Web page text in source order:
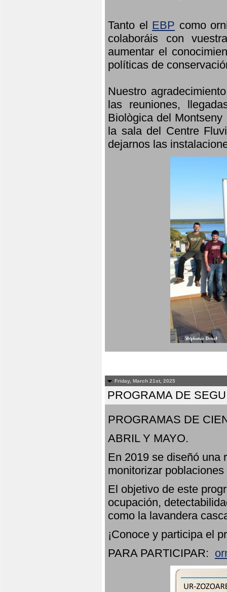
Tanto el EBP como
colaboráis con
aumentar el
políticas de
Nuestro
las reuniones,
Biològica del
la sala del Centre
dejarnos las
Friday, March 21st, 2025
PROGRAMA DE
PROGRAMAS DE
ABRIL Y MAYO.
En 2019 se diseñó una
monitorizar
El objetivo de este
ocupación,
como la lavandera
¡Conoce y participa el
PARA PARTICIPAR: